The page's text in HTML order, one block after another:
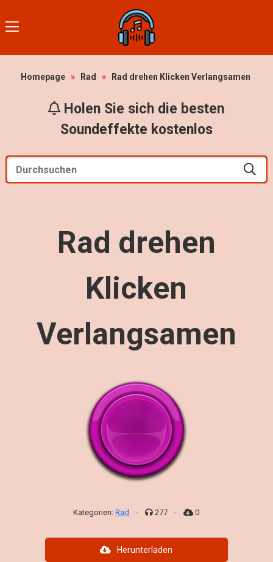
Homepage » Rad » Rad drehen Klicken Verlangsamen
Holen Sie sich die besten
Soundeffekte kostenlos
Rad drehen
Klicken
Verlangsamen
Kategorien:Rad - 277 - 0
Herunterladen